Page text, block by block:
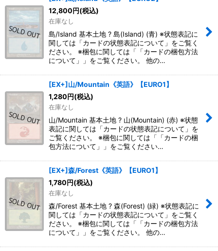
12,800円(税込)
在庫なし
島/Island 基本土地 ? 島(Island) (青) ※状態表記に
関しては「カードの状態表記について」をご覧く
ださい。 ※梱包に関しては「「カードの梱包方法
について」」をご覧ください。 他の…
[EX+]山/Mountain《英語》【EURO1】
1,280円(税込)
在庫なし
山/Mountain 基本土地 ? 山(Mountain) (赤) ※状態
表記に関しては「カードの状態表記について」を
ご覧ください。 ※梱包に関しては「「カードの梱
包方法について」」をご覧ください…
[EX+]森/Forest《英語》【EURO1】
1,780円(税込)
在庫なし
森/Forest 基本土地 ? 森(Forest) (緑) ※状態表記に
関しては「カードの状態表記について」をご覧く
ださい。 ※梱包に関しては「「カードの梱包方法
について」」をご覧ください。 他の…